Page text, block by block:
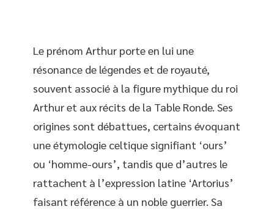
Le prénom Arthur porte en lui une
résonance de légendes et de royauté,
souvent associé à la figure mythique du roi
Arthur et aux récits de la Table Ronde. Ses
origines sont débattues, certains évoquant
une étymologie celtique signifiant ‘ours’
ou ‘homme-ours’, tandis que d’autres le
rattachent à l’expression latine ‘Artorius’
faisant référence à un noble guerrier. Sa